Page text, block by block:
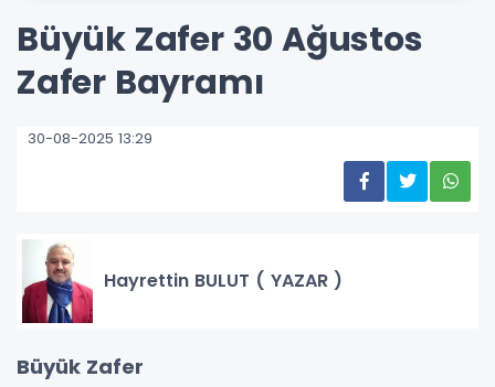
Büyük Zafer 30 Ağustos
Zafer Bayramı
30-08-2025 13:29
Hayrettin BULUT ( YAZAR )
Büyük Zafer